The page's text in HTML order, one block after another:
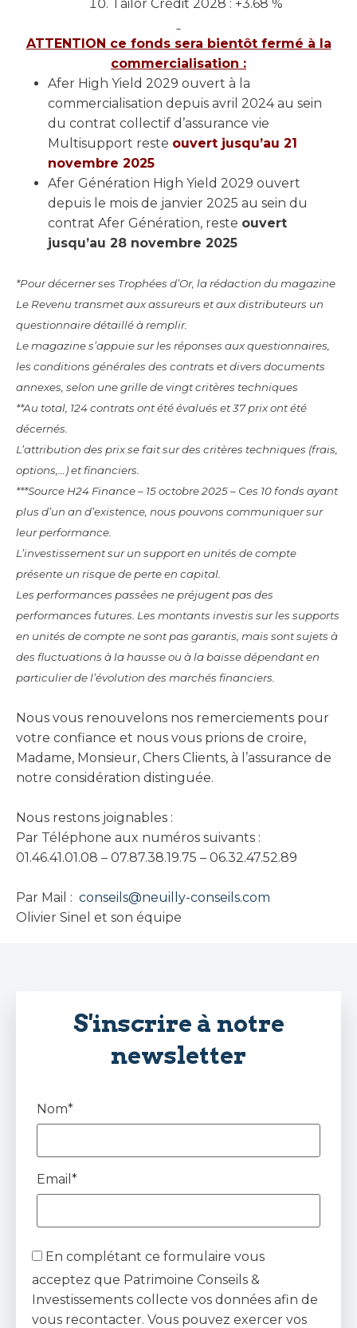
Tailor Crédit 2028 : +3.68 %
ATTENTION ce fonds sera bientôt fermé à la
commercialisation :
Afer High Yield 2029 ouvert à la
commercialisation depuis avril 2024 au sein
du contrat collectif d’assurance vie
Multisupport reste ouvert jusqu’au 21
novembre 2025
Afer Génération High Yield 2029 ouvert
depuis le mois de janvier 2025 au sein du
contrat Afer Génération, reste ouvert
jusqu’au 28 novembre 2025
*Pour décerner ses Trophées d’Or, la rédaction du magazine
Le Revenu transmet aux assureurs et aux distributeurs un
questionnaire détaillé à remplir.
Le magazine s’appuie sur les réponses aux questionnaires,
les conditions générales des contrats et divers documents
annexes, selon une grille de vingt critères techniques
**Au total, 124 contrats ont été évalués et 37 prix ont été
décernés.
L’attribution des prix se fait sur des critères techniques (frais,
options,…) et financiers.
***Source H24 Finance – 15 octobre 2025– Ces 10 fonds ayant
plus d’un an d’existence, nous pouvons communiquer sur
leur performance.
L’investissement sur un support en unités de compte
présente un risque de perte en capital.
Les performances passées ne préjugent pas des
performances futures. Les montants investis sur les supports
en unités de compte ne sont pas garantis, mais sont sujets à
des fluctuations à la hausse ou à la baisse dépendant en
particulier de l’évolution des marchés financiers.
Nous vous renouvelons nos remerciements pour
votre confiance et nous vous prions de croire,
Madame, Monsieur, Chers Clients, à l’assurance de
notre considération distinguée.
Nous restons joignables :
Par Téléphone aux numéros suivants :
01.46.41.01.08 – 07.87.38.19.75 – 06.32.47.52.89
Par Mail : conseils@neuilly-conseils.com
Olivier Sinel et son équipe
S'inscrire à notre
newsletter
Nom*
Email*
En complétant ce formulaire vous
acceptez que Patrimoine Conseils &
Investissements collecte vos données afin de
vous recontacter. Vous pouvez exercer vos